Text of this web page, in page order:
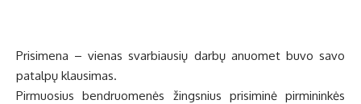
Pri­si­me­na – vie­nas svar­biau­sių dar­bų anuo­met bu­vo sa­vo
pa­tal­pų klau­si­mas.
Pir­muo­sius ben­druo­me­nės žings­nius pri­si­mi­nė pir­mi­nin­kės